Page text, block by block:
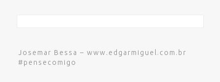
Josemar Bessa – www.edgarmiguel.com.br
#pensecomigo